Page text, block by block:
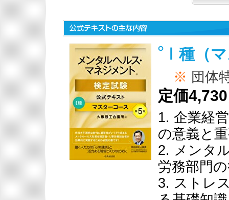
Ⅰ種（マ
※ 団体
定価
1. 企業経
の意義と
2. メンタ
労務部門
3. ストレ